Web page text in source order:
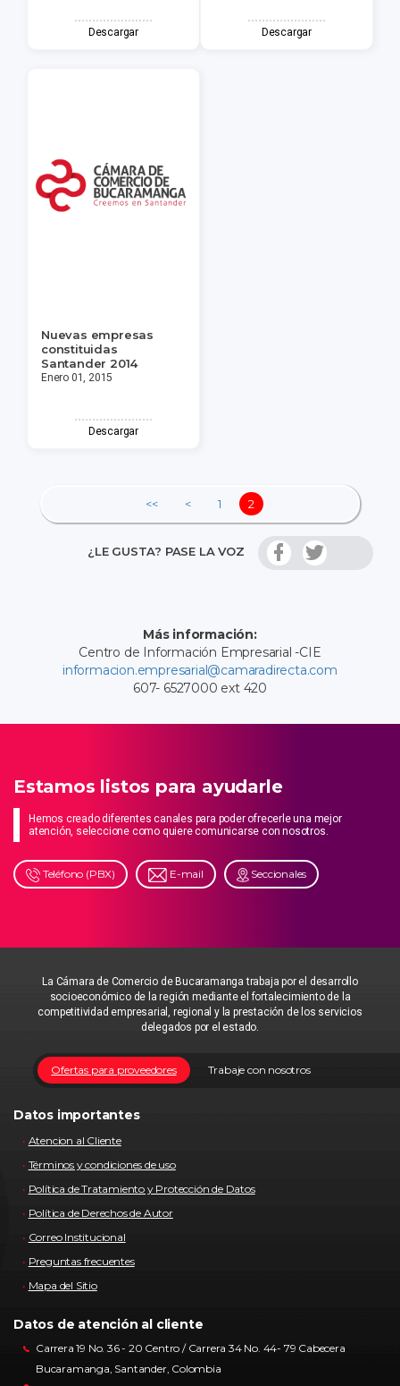
Descargar Descargar
Nuevas empresas
constituidas
Santander 2014
Enero 01, 2015
Descargar
<< < 1 2
¿LE GUSTA? PASE LA VOZ
Más información:
Centro de Información Empresarial -CIE
informacion.empresarial@camaradirecta.com
607- 6527000 ext 420
Estamos listos para ayudarle
Hemos creado diferentes canales para poder ofrecerle una mejor
atención, seleccione como quiere comunicarse con nosotros.
Teléfono (PBX) E-mail Seccionales
La Cámara de Comercio de Bucaramanga trabaja por el desarrollo
socioeconómico de la región mediante el fortalecimiento de la
competitividad empresarial, regional y la prestación de los servicios
delegados por el estado.
Trabaje con nosotros
Ofertas para proveedores
Datos importantes
Atencion al Cliente
Términos y condiciones de uso
Política de Tratamiento y Protección de Datos
Política de Derechos de Autor
Correo Institucional
Preguntas frecuentes
Mapa del Sitio
Datos de atención al cliente
Carrera 19 No. 36 - 20 Centro / Carrera 34 No. 44- 79 Cabecera
Bucaramanga, Santander, Colombia